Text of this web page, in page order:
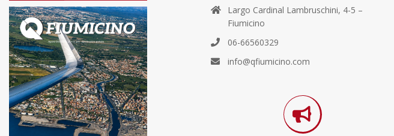
Largo Cardinal Lambruschini, 4-5 –
Fiumicino
06-66560329
info@qfiumicino.com